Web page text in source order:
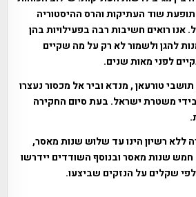
שוד העתיקות והרס ההיסטוריה
רואים חשיבות רבה בפעילויות בהן
להגן ולשמור לא רק על מה שקיים
לפני מאות שנים.
טורעאן , מנדא וביר אל מכסור נעצרו
משטרת ישראל. בעת סיום החקירה
ללא רשיון הינו עד שלוש שנות מאסר,
שנות מאסר ובנוסף השודדים יידרשו
שקלים על הנזקים שביצעו.